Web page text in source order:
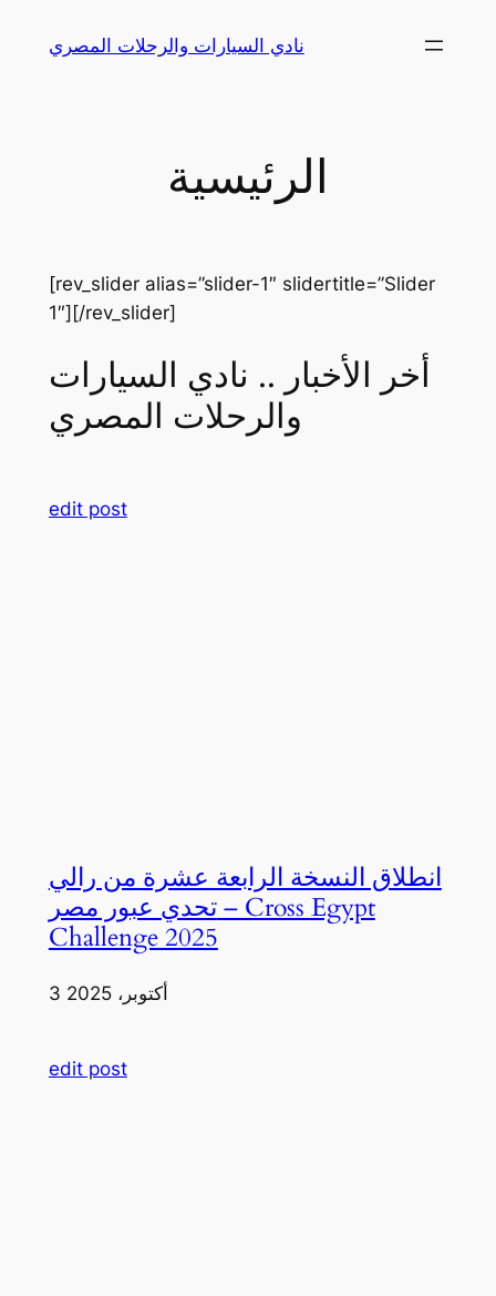
نادي السيارات والرحلات المصري
الرئيسية
[rev_slider alias=”slider-1″ slidertitle=”Slider
1″][/rev_slider]
أخر الأخبار .. نادي السيارات
والرحلات المصري
edit post
انطلاق النسخة الرابعة عشرة من رالي
تحدي عبور مصر – Cross Egypt
Challenge 2025
3 أكتوبر، 2025
edit post